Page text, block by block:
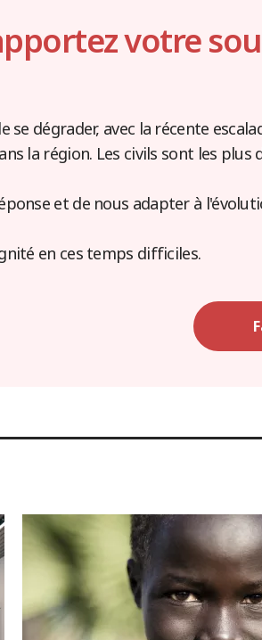
votre
dégrader, avec la récente
la région. Les civils sont les plus
et de nous adapter à
en ces temps difficiles.